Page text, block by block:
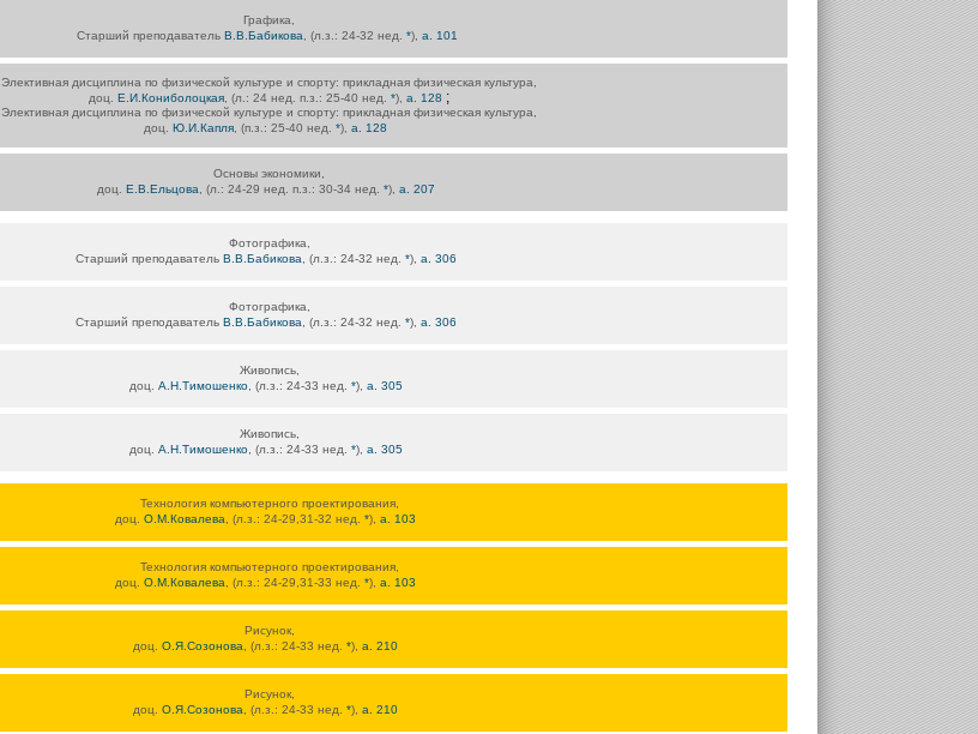
Графика,
Старший преподаватель В.В.Бабикова , (л.з.: 24-32 нед. *), а. 101
Элективная дисциплина по физической культуре и спорту: прикладная физическая культура,
доц. Е.И.Кониболоцкая , (л.: 24 нед. п.з.: 25-40 нед. *), а. 128 ;
Элективная дисциплина по физической культуре и спорту: прикладная физическая культура,
доц. Ю.И.Капля , (п.з.: 25-40 нед. *), а. 128
Основы экономики,
доц. Е.В.Ельцова , (л.: 24-29 нед. п.з.: 30-34 нед. *), а. 207
Фотографика,
Старший преподаватель В.В.Бабикова , (л.з.: 24-32 нед. *), а. 306
Фотографика,
Старший преподаватель В.В.Бабикова , (л.з.: 24-32 нед. *), а. 306
Живопись,
доц. А.Н.Тимошенко, (л.з.: 24-33 нед. *), а. 305
Живопись,
доц. А.Н.Тимошенко, (л.з.: 24-33 нед. *), а. 305
Технология компьютерного проектирования,
доц. О.М.Ковалева , (л.з.: 24-29,31-32 нед. *), а. 103
Технология компьютерного проектирования,
доц. О.М.Ковалева , (л.з.: 24-29,31-33 нед. *), а. 103
Рисунок,
доц. О.Я.Созонова , (л.з.: 24-33 нед. *), а. 210
Рисунок,
доц. О.Я.Созонова , (л.з.: 24-33 нед. *), а. 210